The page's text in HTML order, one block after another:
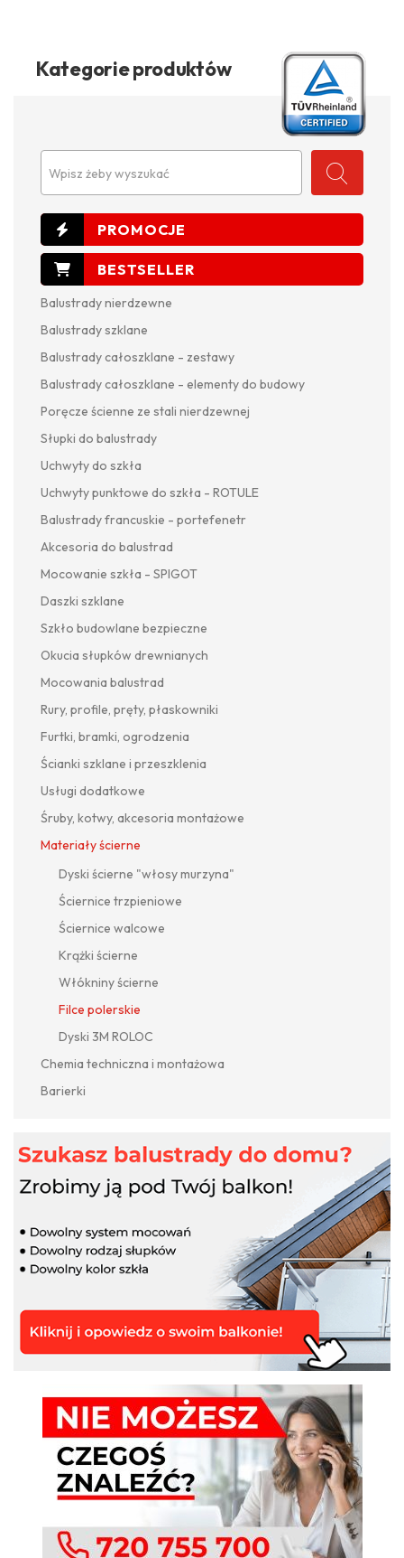
Kategorie produktów
Wpisz żeby wyszukać
Balustrady nierdzewne
Balustrady szklane
Balustrady całoszklane - zestawy
Balustrady całoszklane - elementy do budowy
Poręcze ścienne ze stali nierdzewnej
Słupki do balustrady
Uchwyty do szkła
Uchwyty punktowe do szkła - ROTULE
Balustrady francuskie - portefenetr
Akcesoria do balustrad
Mocowanie szkła - SPIGOT
Daszki szklane
Szkło budowlane bezpieczne
Okucia słupków drewnianych
Mocowania balustrad
Rury, profile, pręty, płaskowniki
Furtki, bramki, ogrodzenia
Ścianki szklane i przeszklenia
Usługi dodatkowe
Śruby, kotwy, akcesoria montażowe
Materiały ścierne
Dyski ścierne "włosy murzyna"
Ściernice trzpieniowe
Ściernice walcowe
Krążki ścierne
Włókniny ścierne
Filce polerskie
Dyski 3M ROLOC
Chemia techniczna i montażowa
Barierki